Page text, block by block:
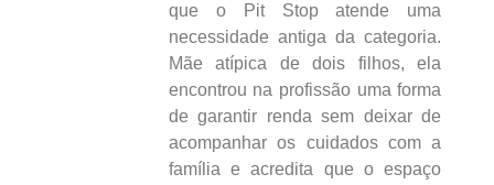
que o Pit Stop atende uma
necessidade antiga da categoria.
Mãe atípica de dois filhos, ela
encontrou na profissão uma forma
de garantir renda sem deixar de
acompanhar os cuidados com a
família e acredita que o espaço